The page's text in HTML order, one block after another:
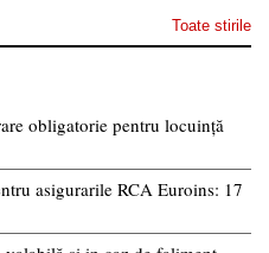
Toate stirile
obligatorie pentru locuință
asigurarile RCA Euroins: 17